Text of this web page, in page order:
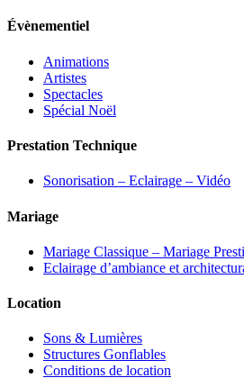
Évènementiel
Animations
Artistes
Spectacles
Spécial Noël
Prestation Technique
Sonorisation – Eclairage – Vidéo
Mariage
Mariage Classique – Mariage
Eclairage d’ambiance et
Location
Sons & Lumières
Structures Gonflables
Conditions de location